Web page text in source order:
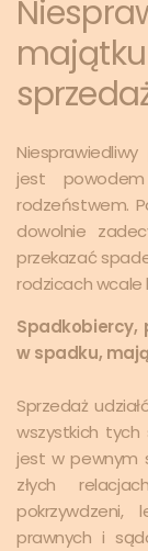
jest
rodzeństwem.
dowolnie
przekazać
rodzicach
Spadkobiercy,
w spadku,
Sprzedaż
wszystkich tych
jest w pewnym
złych
prawnych i